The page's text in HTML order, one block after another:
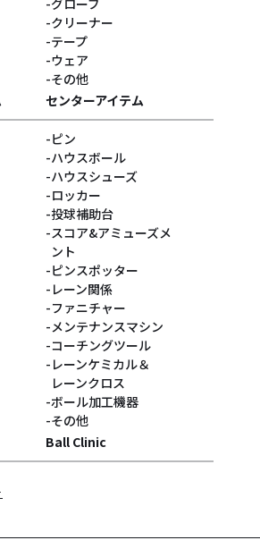
グローブ
クリーナー
テープ
ウェア
その他
センターアイテム
ピン
ハウスボール
ハウスシューズ
ロッカー
投球補助台
スコア&アミューズメ
ント
ピンスポッター
レーン関係
ファニチャー
メンテナンスマシン
コーチングツール
レーンケミカル＆
レーンクロス
ボール加工機器
その他
Ball Clinic